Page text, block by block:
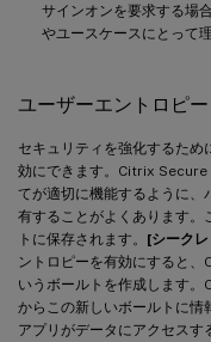
サインオンを要求する場
やユースケースにとって
ユーザーエントロピー
セキュリティを強化するため
効にできます。Citrix Secure
てが適切に機能するように、
有することがよくあります
トに保存されます。 [シーク
ントロピーを有効にすると
いうボールトを作成します
からこの新しいボールトに
アプリがデータにアクセスす